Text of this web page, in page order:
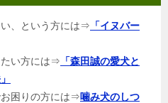
、という方には⇒ 「イヌバー
い方には⇒ 「森田誠の愛犬と
困りの方には⇒噛み犬のしつ